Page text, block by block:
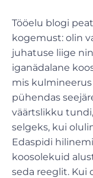
Tööelu blogi
kogemust: olin
juhatuse liige
iganädalane
mis
pühendas
väärtslikku
selgeks, kui
Edaspidi
koosolekuid
seda reeglit. Kui